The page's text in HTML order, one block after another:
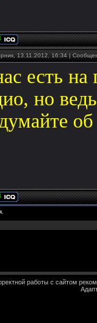
13.11.2012, 16:34 |
есть на
но
работы с сайтом